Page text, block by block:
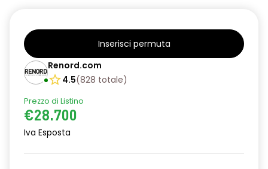
Inserisci permuta
Renord.com
4.5(828 totale)
Prezzo di Listino
€28.700
Iva Esposta